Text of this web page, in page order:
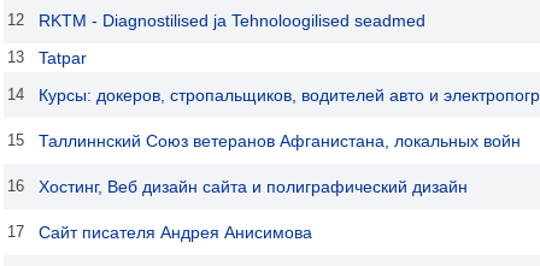
12 RKTM - Diagnostilised ja Tehnoloogilised seadmed
13 Tatpar
14 Курсы: докеров, стропальщиков, водителей авто и
15 Таллиннский Союз ветеранов Афганистана, локальных войн
16 Хостинг, Веб дизайн сайта и полиграфический дизайн
17 Сайт писателя Андрея Анисимова